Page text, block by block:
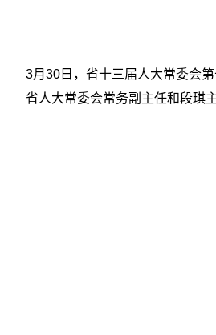
3月30日，省十三届人大常委会
省人大常委会常务副主任和段琪